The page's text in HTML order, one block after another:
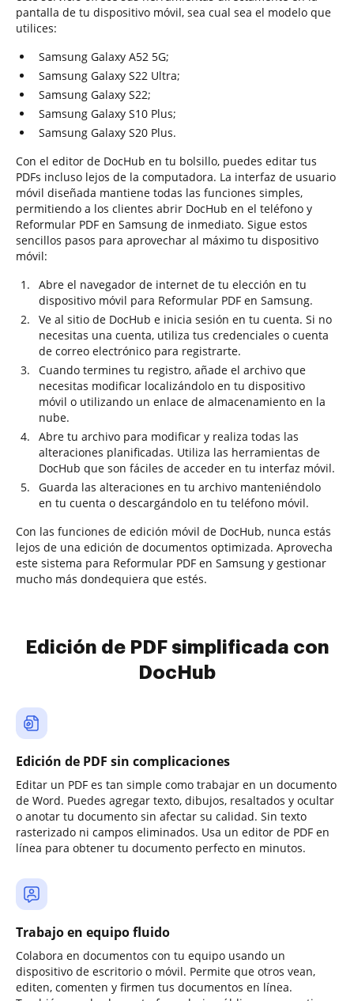
pantalla de tu dispositivo móvil, sea cual sea el modelo que
utilices:
Samsung Galaxy A52 5G;
Samsung Galaxy S22 Ultra;
Samsung Galaxy S22;
Samsung Galaxy S10 Plus;
Samsung Galaxy S20 Plus.
Con el editor de DocHub en tu bolsillo, puedes editar tus
PDFs incluso lejos de la computadora. La interfaz de usuario
móvil diseñada mantiene todas las funciones simples,
permitiendo a los clientes abrir DocHub en el teléfono y
Reformular PDF en Samsung de inmediato. Sigue estos
sencillos pasos para aprovechar al máximo tu dispositivo
móvil:
Abre el navegador de internet de tu elección en tu
dispositivo móvil para Reformular PDF en Samsung.
Ve al sitio de DocHub e inicia sesión en tu cuenta. Si no
necesitas una cuenta, utiliza tus credenciales o cuenta
de correo electrónico para registrarte.
Cuando termines tu registro, añade el archivo que
necesitas modificar localizándolo en tu dispositivo
móvil o utilizando un enlace de almacenamiento en la
nube.
Abre tu archivo para modificar y realiza todas las
alteraciones planificadas. Utiliza las herramientas de
DocHub que son fáciles de acceder en tu interfaz móvil.
Guarda las alteraciones en tu archivo manteniéndolo
en tu cuenta o descargándolo en tu teléfono móvil.
Con las funciones de edición móvil de DocHub, nunca estás
lejos de una edición de documentos optimizada. Aprovecha
este sistema para Reformular PDF en Samsung y gestionar
mucho más dondequiera que estés.
Edición de PDF simplificada con
DocHub
Edición de PDF sin complicaciones
Editar un PDF es tan simple como trabajar en un documento
de Word. Puedes agregar texto, dibujos, resaltados y ocultar
o anotar tu documento sin afectar su calidad. Sin texto
rasterizado ni campos eliminados. Usa un editor de PDF en
línea para obtener tu documento perfecto en minutos.
Trabajo en equipo fluido
Colabora en documentos con tu equipo usando un
dispositivo de escritorio o móvil. Permite que otros vean,
editen, comenten y firmen tus documentos en línea.